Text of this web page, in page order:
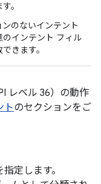
。
ンのないインテント
のインテント フィル
きます。
レベル 36）の動作
トのセクションをご
定します。